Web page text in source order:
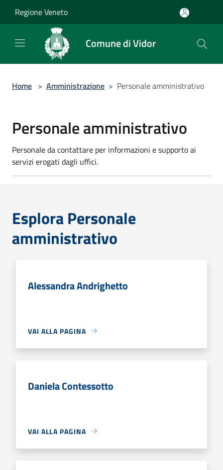
Regione Veneto
Comune di Vidor
Home > Amministrazione > Personale amministrativo
Personale amministrativo
Personale da contattare per informazioni e supporto ai
servizi erogati dagli uffici.
Esplora Personale
amministrativo
Alessandra Andrighetto
VAI ALLA PAGINA
Daniela Contessotto
VAI ALLA PAGINA